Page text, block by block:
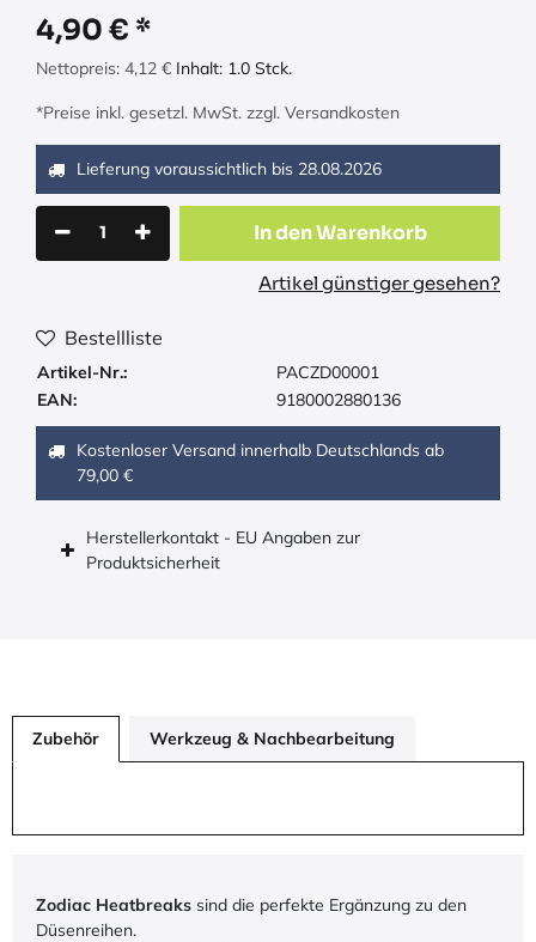
4,90 €
Nettopreis: 4,12 € Inhalt: 1.0 Stck.
*Preise inkl. gesetzl. MwSt. zzgl. Versandkosten
Lieferung voraussichtlich bis 28.08.2026
In den Warenkorb
Artikel günstiger gesehen?
Bestellliste
Artikel-Nr.:
PACZD00001
EAN:
9180002880136
Kostenloser Versand innerhalb Deutschlands ab
79,00 €
Herstellerkontakt - EU Angaben zur
Produktsicherheit
Zubehör Werkzeug & Nachbearbeitung
Zodiac Heatbreaks sind die perfekte Ergänzung zu den
Düsenreihen.